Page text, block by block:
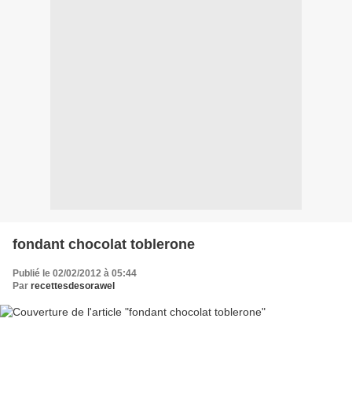
fondant chocolat toblerone
Publié le 02/02/2012 à 05:44
Par recettesdesorawel